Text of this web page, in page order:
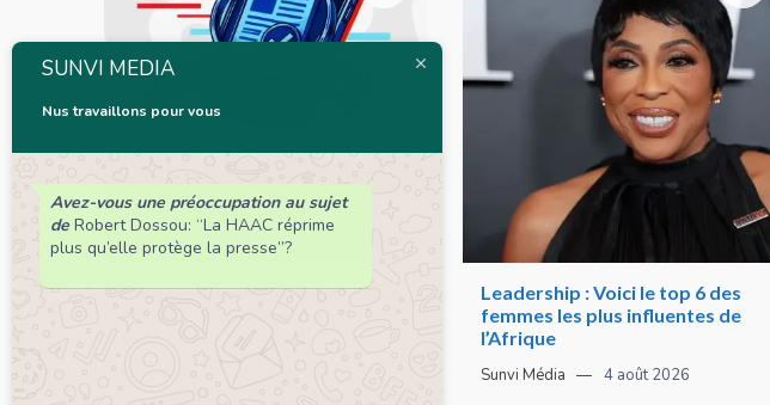
Comment devenir signataire de
Leadership : Voici le top 6 des
femmes les plus influentes de
l’Afrique
Sunvi Média 4 août 2026
SUNVI MEDIA
Nus travaillons pour vous
Avez-vous une préoccupation au sujet
de Robert Dossou: “La HAAC réprime
plus qu’elle protège la presse”?